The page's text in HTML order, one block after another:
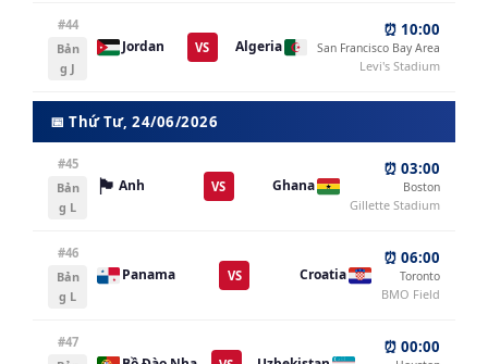
#44
Bản
g J
Jordan VS Algeria
⏰ 10:00
San Francisco Bay Area
Levi's Stadium
📅 Thứ Tư, 24/06/2026
#45
Bản
g L
🏴󠁧󠁢󠁥󠁮󠁧󠁿 Anh VS Ghana
⏰ 03:00
Boston
Gillette Stadium
#46
Bản
g L
Panama VS Croatia
⏰ 06:00
Toronto
BMO Field
#47
⏰ 00:00